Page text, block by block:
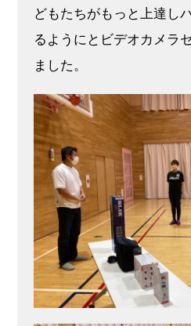
どもたちがもっと上達し
るようにとビデオカメラ
ました。